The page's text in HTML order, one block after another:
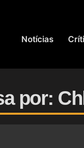
Notícias
por: